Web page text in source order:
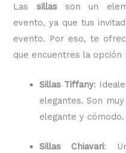
Las sillasson un
evento, ya que tus
evento. Por eso, te
que encuentres la opción
Sillas Tiffany:
elegantes. Son
elegante y cómodo.
Sillas Chiavari: